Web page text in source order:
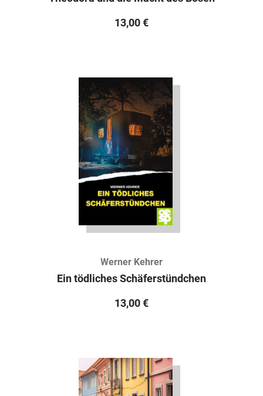
13,00 €
Werner Kehrer
Ein tödliches Schäferstündchen
13,00 €